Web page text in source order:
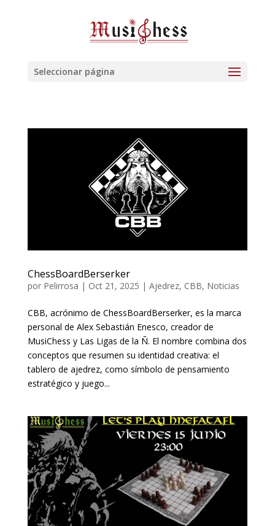
Seleccionar página
ChessBoardBerserker
por Pelirrosa | Oct 21, 2025 | Ajedrez, CBB, Noticias
CBB, acrónimo de ChessBoardBerserker, es la marca
personal de Alex Sebastián Enesco, creador de
MusiChess y Las Ligas de la Ñ. El nombre combina dos
conceptos que resumen su identidad creativa: el
tablero de ajedrez, como símbolo de pensamiento
estratégico y juego...